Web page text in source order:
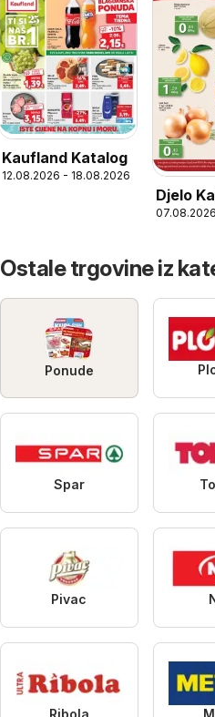
Kaufland Katalog
12.08.2026 - 18.08.2026
Djelo
Ostale trgovine iz
Ponude
Spar
Pivac
Ribola